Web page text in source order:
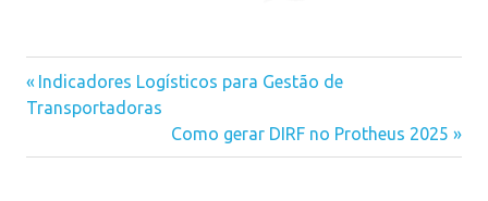
Navegação
Previous
Post:
Indicadores Logísticos para Gestão de
Transportadoras
Next
Post:
Como gerar DIRF no Protheus 2025